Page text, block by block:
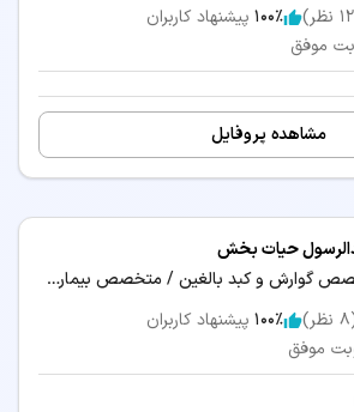
12 نظر) 100٪ پیشنهاد کاربران
موفق
مشاهده پروفایل
حیات بخش
فوق تخصص گوارش و کبد بالغین / متخصص بیماری‌های داخلی
8 نظر) 100٪ پیشنهاد کاربران
موفق